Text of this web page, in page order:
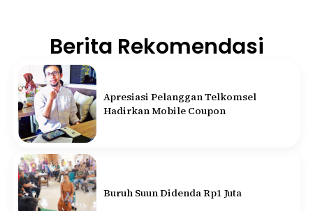
Berita Rekomendasi
Apresiasi Pelanggan Telkomsel
Hadirkan Mobile Coupon
Buruh Suun Didenda Rp1 Juta